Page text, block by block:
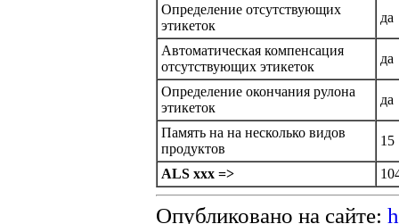
Определение отсутствующих
этикеток
да
Автоматическая компенсация
отсутствующих этикеток
да
Определение окончания рулона
этикеток
да
Память на на несколько видов
продуктов
15
ALS xxx =>
Опубликовано на сайте: